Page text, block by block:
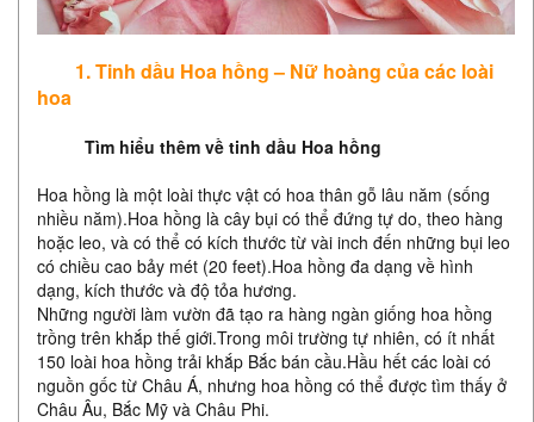
1. Tinh dầu Hoa hồng – Nữ hoàng của các loài
hoa
Tìm hiểu thêm về tinh dầu Hoa hồng
Hoa hồng là một loài thực vật có hoa thân gỗ lâu năm (sống
nhiều năm).Hoa hồng là cây bụi có thể đứng tự do, theo hàng
hoặc leo, và có thể có kích thước từ vài inch đến những bụi leo
có chiều cao bảy mét (20 feet).Hoa hồng đa dạng về hình
dạng, kích thước và độ tỏa hương.
Những người làm vườn đã tạo ra hàng ngàn giống hoa hồng
trồng trên khắp thế giới.Trong môi trường tự nhiên, có ít nhất
150 loài hoa hồng trải khắp Bắc bán cầu.Hầu hết các loài có
nguồn gốc từ Châu Á, nhưng hoa hồng có thể được tìm thấy ở
Châu Âu, Bắc Mỹ và Châu Phi.